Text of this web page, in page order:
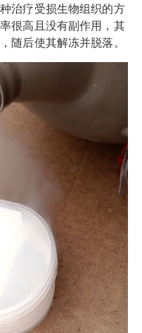
治疗受损生物组织的方
很高且没有副作用，其
随后使其解冻并脱落。